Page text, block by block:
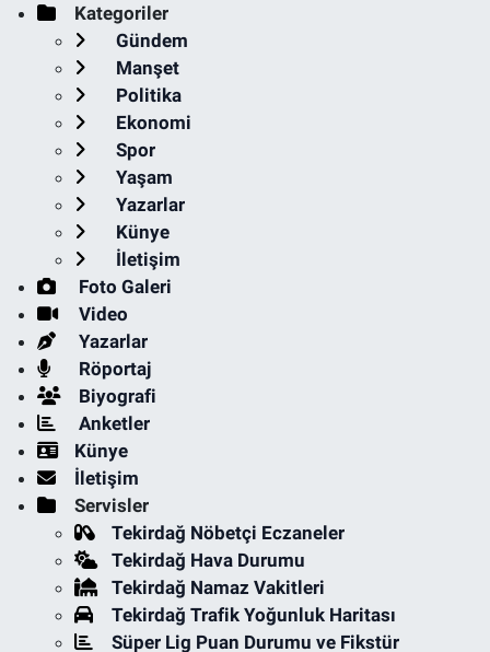
Kategoriler
Gündem
Manşet
Politika
Ekonomi
Spor
Yaşam
Yazarlar
Künye
İletişim
Foto Galeri
Video
Yazarlar
Röportaj
Biyografi
Anketler
Künye
İletişim
Servisler
Tekirdağ Nöbetçi Eczaneler
Tekirdağ Hava Durumu
Tekirdağ Namaz Vakitleri
Tekirdağ Trafik Yoğunluk Haritası
Süper Lig Puan Durumu ve Fikstür